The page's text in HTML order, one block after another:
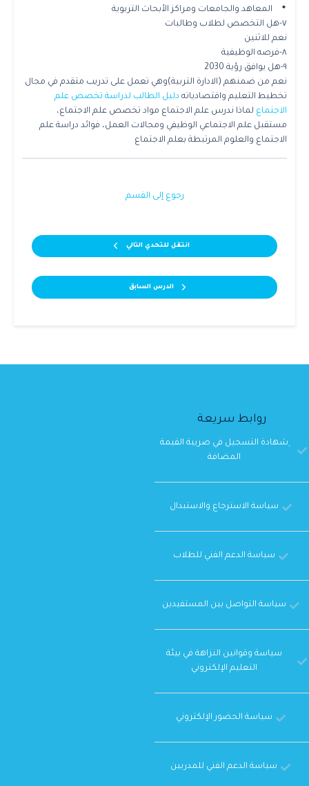
•
المعاهد والجامعات ومراكز الأبحاث التربوية
٧-هل التخصص لطلاب وطالبات
نعم للاثنين
٨-فرصه الوظيفية
٩-هل يوافق رؤية 2030
نعم من ضمنهم (الادارة التربية)وهي تعمل على تدريب متقدم في مجال
تخطيط التعليم واقتصادياته دليل الطالب لدراسة تخصص علم
الاجتماع لماذا ندرس علم الاجتماع مواد تخصص علم الاجتماع،
مستقبل علم الاجتماعي الوظيفي ومجالات العمل، فوائد دراسة علم
الاجتماع والعلوم المرتبطة بعلم الاجتماع
الدرس السابق
رجوع إلى القسم
انتقل للتحدي التالي
روابط سريعة
ِشهادة التسجيل في ضريبة القيمة
المضافة
سياسة الاسترجاع والاستبدال
سياسة الدعم الفني للطلاب
سياسة التواصل بين المستفيدين
سياسة وقوانين النزاهة في بيئة
التعليم الإلكتروني
سياسة الحضور الإلكتروني
سياسة الدعم الفني للمدربين